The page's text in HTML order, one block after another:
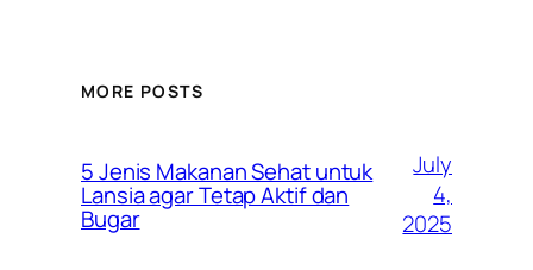
MORE POSTS
5 Jenis Makanan Sehat untuk
Lansia agar Tetap Aktif dan
Bugar
July
4,
2025